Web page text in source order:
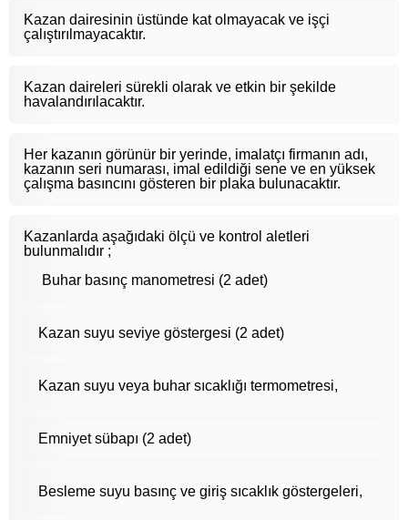
Kazan dairesinin üstünde kat olmayacak ve işçi
çalıştırılmayacaktır.
Kazan daireleri sürekli olarak ve etkin bir şekilde
havalandırılacaktır.
Her kazanın görünür bir yerinde, imalatçı firmanın adı,
kazanın seri numarası, imal edildiği sene ve en yüksek
çalışma basıncını gösteren bir plaka bulunacaktır.
Kazanlarda aşağıdaki ölçü ve kontrol aletleri
bulunmalıdır ;
Buhar basınç manometresi (2 adet)
Kazan suyu seviye göstergesi (2 adet)
Kazan suyu veya buhar sıcaklığı termometresi,
Emniyet sübapı (2 adet)
Besleme suyu basınç ve giriş sıcaklık göstergeleri,